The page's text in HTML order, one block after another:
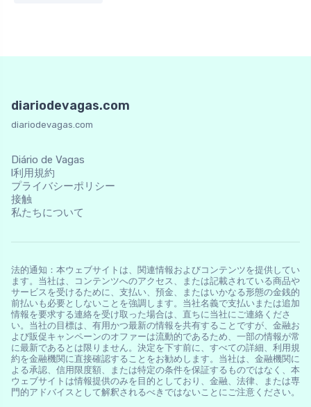
diariodevagas.com
diariodevagas.com
Diário de Vagas
l利用規約
プライバシーポリシー
接触
私たちについて
法的通知：本ウェブサイトは、関連情報およびコンテンツを提供してい
ます。当社は、コンテンツへのアクセス、または記載されている商品や
サービスを受けるために、支払い、預金、またはいかなる形態の金銭的
前払いも必要としないことを強調します。当社名義で支払いまたは追加
情報を要求する連絡を受け取った場合は、直ちに当社にご連絡くださ
い。当社の目標は、有用かつ最新の情報を共有することですが、金融お
よび販促キャンペーンのオファーは流動的であるため、一部の情報が常
に最新であるとは限りません。決定を下す前に、すべての詳細、利用規
約を金融機関に直接確認することをお勧めします。当社は、金融機関に
よる承認、信用限度額、または特定の条件を保証するものではなく、本
ウェブサイトは情報提供のみを目的としており、金融、法律、または専
門的アドバイスとして解釈されるべきではないことにご注意ください。